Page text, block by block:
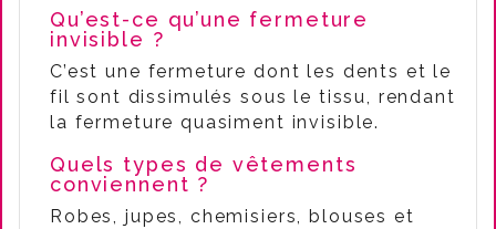
Qu’est-ce qu’une fermeture
invisible ?
C’est une fermeture dont les dents et le
fil sont dissimulés sous le tissu, rendant
la fermeture quasiment invisible.
Quels types de vêtements
conviennent ?
Robes, jupes, chemisiers, blouses et